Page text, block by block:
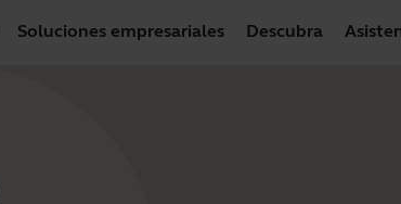
Soluciones empresariales Descubra